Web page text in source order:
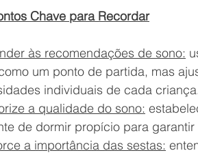
Chave para Recordar
às recomendações de sono:
um ponto de partida, mas
individuais de cada
a qualidade do sono:
de dormir propício para
a importância das sestas: